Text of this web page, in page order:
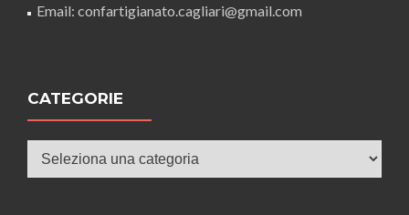
Email: confartigianato.cagliari@gmail.com
CATEGORIE